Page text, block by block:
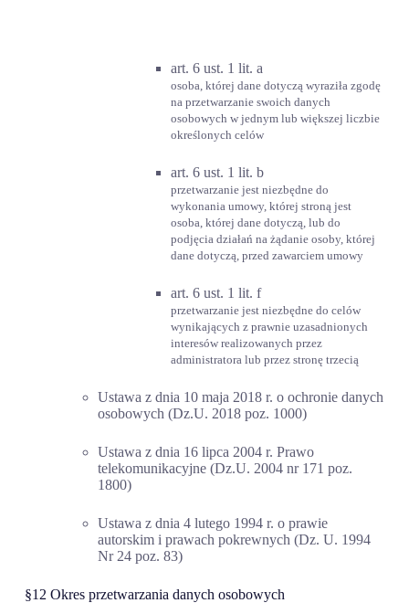
art. 6 ust. 1 lit. a
osoba, której dane dotyczą wyraziła zgodę
na przetwarzanie swoich danych
osobowych w jednym lub większej liczbie
określonych celów
art. 6 ust. 1 lit. b
przetwarzanie jest niezbędne do
wykonania umowy, której stroną jest
osoba, której dane dotyczą, lub do
podjęcia działań na żądanie osoby, której
dane dotyczą, przed zawarciem umowy
art. 6 ust. 1 lit. f
przetwarzanie jest niezbędne do celów
wynikających z prawnie uzasadnionych
interesów realizowanych przez
administratora lub przez stronę trzecią
Ustawa z dnia 10 maja 2018 r. o ochronie danych
osobowych (Dz.U. 2018 poz. 1000)
Ustawa z dnia 16 lipca 2004 r. Prawo
telekomunikacyjne (Dz.U. 2004 nr 171 poz.
1800)
Ustawa z dnia 4 lutego 1994 r. o prawie
autorskim i prawach pokrewnych (Dz. U. 1994
Nr 24 poz. 83)
§12 Okres przetwarzania danych osobowych